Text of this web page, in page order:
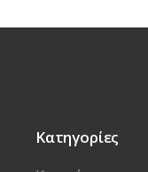
Κατηγορίες